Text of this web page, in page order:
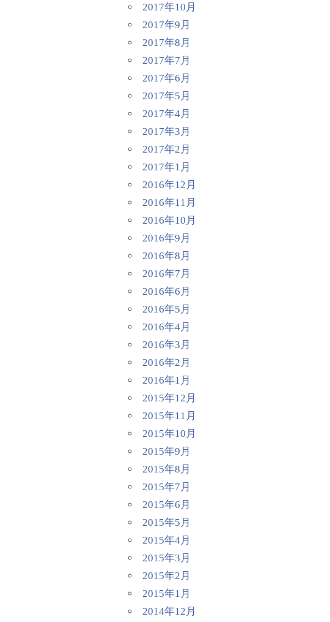
2017年10月
2017年9月
2017年8月
2017年7月
2017年6月
2017年5月
2017年4月
2017年3月
2017年2月
2017年1月
2016年12月
2016年11月
2016年10月
2016年9月
2016年8月
2016年7月
2016年6月
2016年5月
2016年4月
2016年3月
2016年2月
2016年1月
2015年12月
2015年11月
2015年10月
2015年9月
2015年8月
2015年7月
2015年6月
2015年5月
2015年4月
2015年3月
2015年2月
2015年1月
2014年12月